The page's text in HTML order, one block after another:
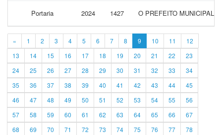
Portaria 2024 1427 O PREFEITO MUNICIPAL
« 1 2 3 4 5 6 7 8 9 10 11
12
13
14 15 16 17 18 19 20 21 22
23
24
25 26 27 28 29 30 31 32 33
34
35
36 37 38 39 40 41 42 43 44
45
46
47 48 49 50 51 52 53 54 55
56
57
58 59 60 61 62 63 64 65 66
67
68
69 70 71 72 73 74 75 76 77 78